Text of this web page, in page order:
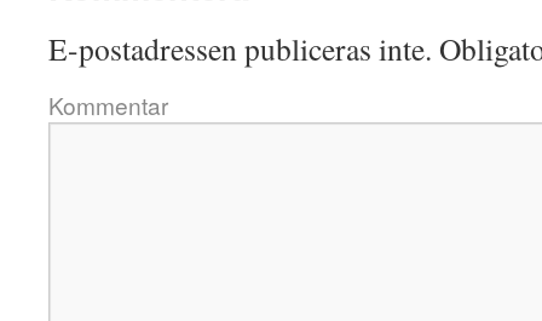
E-postadressen publiceras inte.
Kommentar